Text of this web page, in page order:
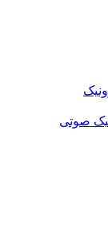
صوتی